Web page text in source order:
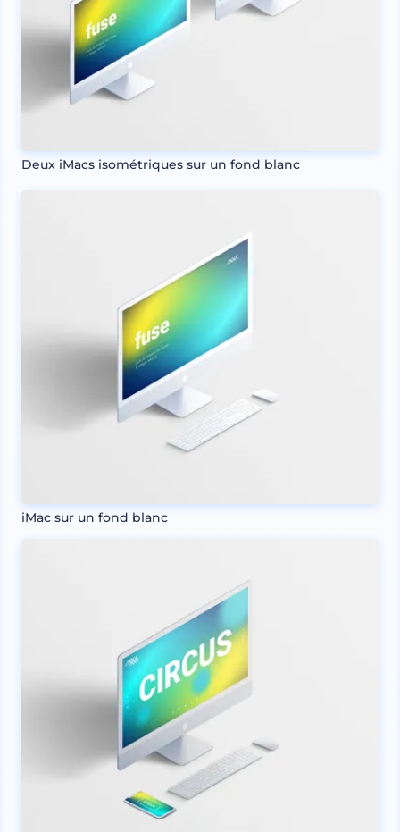
Deux iMacs isométriques sur un fond blanc
iMac sur un fond blanc